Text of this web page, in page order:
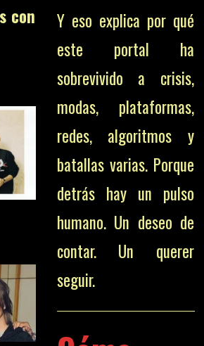
con
Y eso explica por qué
este portal ha
sobrevivido a crisis,
modas, plataformas,
redes, algoritmos y
batallas varias. Porque
detrás hay un pulso
humano. Un deseo de
contar. Un querer
seguir.